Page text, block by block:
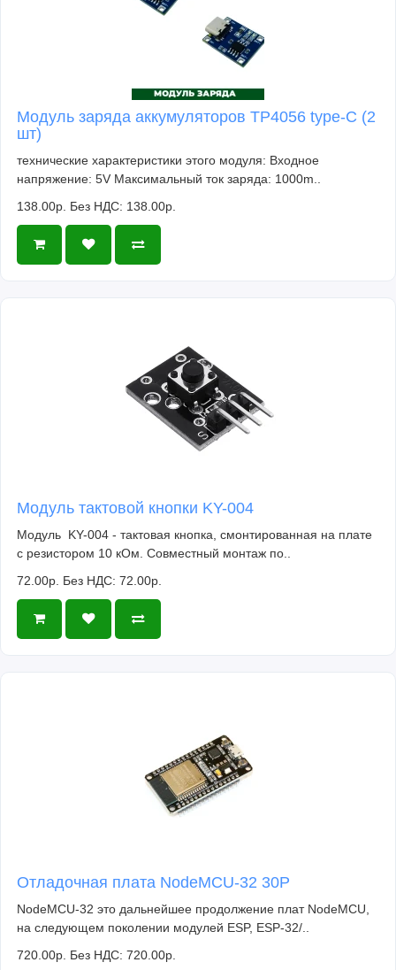
Модуль заряда аккумуляторов TP4056 type-C (2
шт)
технические характеристики этого модуля: Входное
напряжение: 5V Максимальный ток заряда: 1000m..
138.00р. Без НДС: 138.00р.
Модуль тактовой кнопки KY-004
Модуль KY-004 - тактовая кнопка, смонтированная на плате
с резистором 10 кОм. Совместный монтаж по..
72.00р. Без НДС: 72.00р.
Отладочная плата NodeMCU-32 30P
NodeMCU-32 это дальнейшее продолжение плат NodeMCU,
на следующем поколении модулей ESP, ESP-32/..
720.00р. Без НДС: 720.00р.